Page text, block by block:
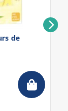
de